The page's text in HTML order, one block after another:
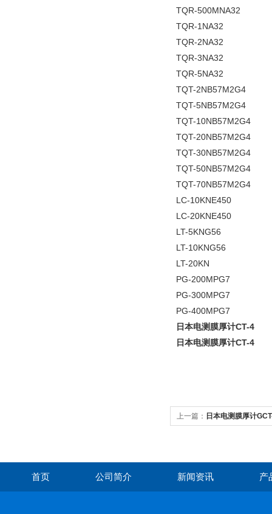
TQR-500MNA32
TQR-1NA32
TQR-2NA32
TQR-3NA32
TQR-5NA32
TQT-2NB57M2G4
TQT-5NB57M2G4
TQT-10NB57M2G4
TQT-20NB57M2G4
TQT-30NB57M2G4
TQT-50NB57M2G4
TQT-70NB57M2G4
LC-10KNE450
LC-20KNE450
LT-5KNG56
LT-10KNG56
LT-20KN
PG-200MPG7
PG-300MPG7
PG-400MPG7
日本电测膜厚计CT-4
日本电测膜厚计CT-4
上一篇： 日本电测膜厚计
首页 公司简介 新闻资讯 产